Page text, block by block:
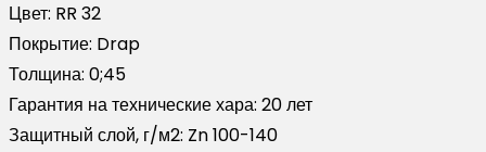
Цвет: RR 32
Покрытие: Drap
Толщина: 0;45
Гарантия на технические хара: 20 лет
Защитный слой, г/м2: Zn 100-140